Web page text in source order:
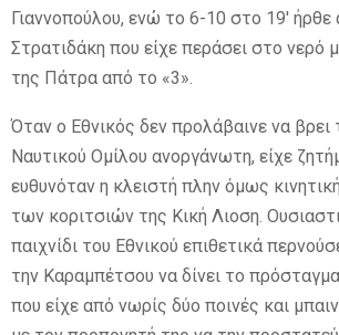
Γιαννοπούλου, ενώ το 6-10 στο 19′ ήρθε
Στρατιδάκη που είχε περάσει στο νερό
της Πάτρα από το «3».
Όταν ο Εθνικός δεν προλάβαινε να βρει
Ναυτικού Ομίλου ανοργάνωτη, είχε
ευθυνόταν η κλειστή πλην όμως
των κοριτσιών της Κική Λιοση.
παιχνίδι του Εθνικού επιθετικά
την Καραμπέτσου να δίνει το
που είχε από νωρίς δύο ποινές και